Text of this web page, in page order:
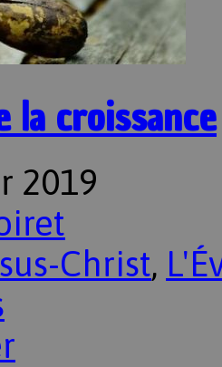
la croissance
2019
Christ,